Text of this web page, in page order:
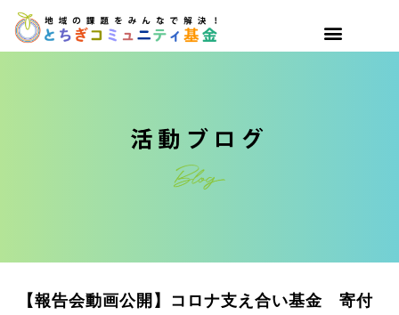
【報告会動画公開】コロナ支え合い基金 寄付